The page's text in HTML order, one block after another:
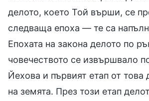
делото, което Той върши, се
следваща епоха — те са
Епохата на закона делото по
човечеството се извършвало
Йехова и първият етап от това
на земята. През този етап